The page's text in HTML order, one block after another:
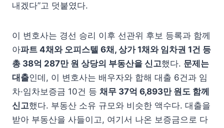
내겠다”고 덧붙였다.
이 변호사는 경선 승리 이후 선관위 후보 등록과 함께
아파트 4채와 오피스텔 6채, 상가 1채와 임차권 1건 등
총 38억 287만 원 상당의 부동산을 신고했다. 문제는
대출인데, 이 변호사는 배우자와 합해 대출 6건과 임
차·임차보증금 10건 등 채무 37억 6,893만 원도 함께
신고했다. 부동산 소유 규모와 비슷한 액수다. 대출을
받아 부동산을 사들이고, 여기서 나온 보증금으로 다